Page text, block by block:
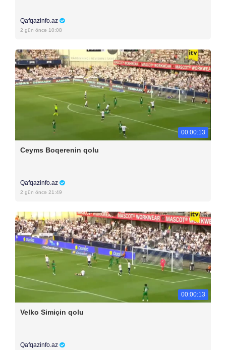
Qafqazinfo.az
2 gün öncə 10:08
00:00:13
Ceyms Boqerenin qolu
Qafqazinfo.az
2 gün öncə 21:49
00:00:13
Velko Simiçin qolu
Qafqazinfo.az